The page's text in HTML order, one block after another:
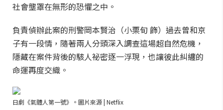
社會壟罩在無形的恐懼之中。
負責偵辦此案的刑警岡本賢治（小栗旬 飾）過去曾和京
子有一段情，隨著兩人分頭深入調查這場超自然危機，
隱藏在案件背後的駭人祕密逐一浮現，也讓彼此糾纏的
命運再度交織。
日劇《氣體人第一號》。圖片來源 | Netflix